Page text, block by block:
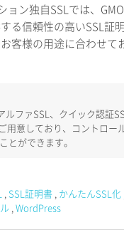
ョン独自SSLでは、
る信頼性の高いSSL証
客様の用途に合わせて
ルファSSL、クイック認証
用意しており、コントロー
とができます。
SSL証明書 かんたんSSL化
WordPress